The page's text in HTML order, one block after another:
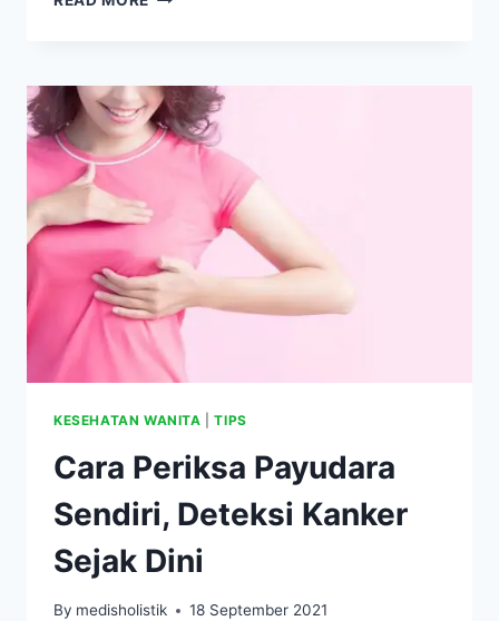
DIPAKAI
SETELAH
MANDI
PAGI
KESEHATAN WANITA |TIPS
Cara Periksa Payudara
Sendiri, Deteksi Kanker
Sejak Dini
By medisholistik 18 September 2021